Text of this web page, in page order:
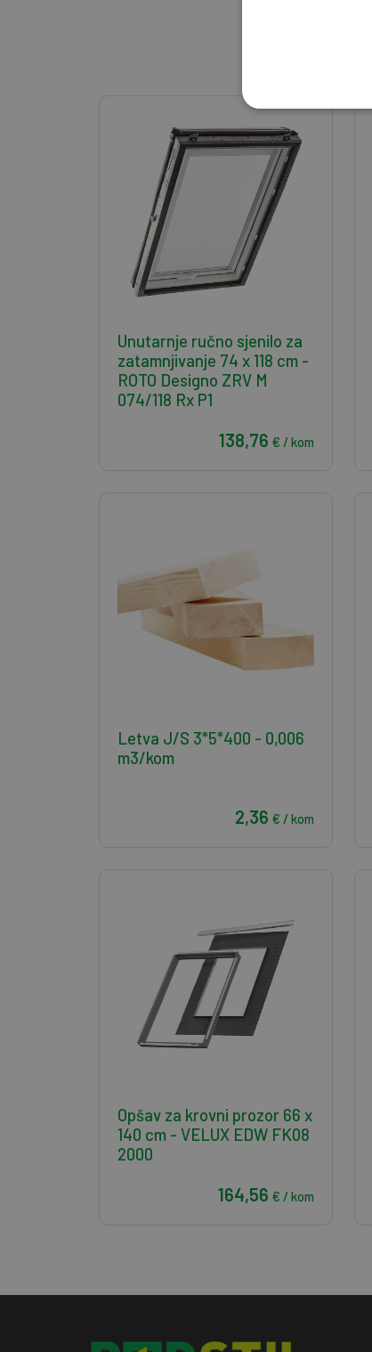
Unutarnje ručno sjenilo za
zatamnjivanje 74 x 118 cm -
ROTO Designo ZRV M
074/118 Rx P1
138,76 € / kom
Letva J/S 3*5*400 - 0,006
m3/kom
2,36 € / kom
Opšav za krovni prozor 66 x
140 cm - VELUX EDW FK08
2000
164,56 € / kom